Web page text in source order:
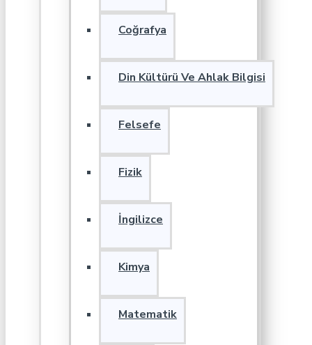
Coğrafya
Din Kültürü Ve Ahlak Bilgisi
Felsefe
Fizik
İngilizce
Kimya
Matematik